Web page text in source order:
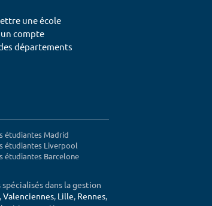
une école
compte
départements
étudiantes Madrid
étudiantes Liverpool
étudiantes Barcelone
dans la gestion
,Valenciennes, Lille, Rennes,